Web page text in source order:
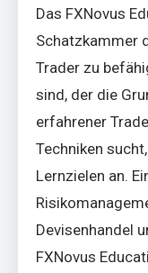
Das FXNovus
Schatzkammer
Trader zu
sind, der die
erfahrener
Techniken
Lernzielen an.
Devisenhandel
FXNovus